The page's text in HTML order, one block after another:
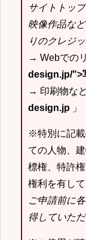
サイトトッ
映像作品な
りのクレジ
→ Webでの
design.jp/">
→ 印刷物な
design.jp 」
※特別に記載
ての人物、
標権、特許
権利を有して
ご申請前に
得していた